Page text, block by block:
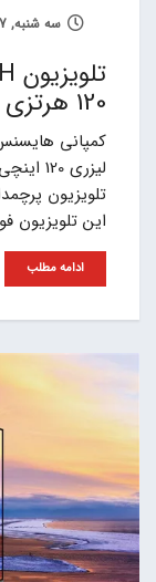
سه شنبه, 7 تیر 1401, ساعت 21:47
120 هرتزی معرفی شد
کمپانی
لیزری
این تلویزیون
ادامه مطلب